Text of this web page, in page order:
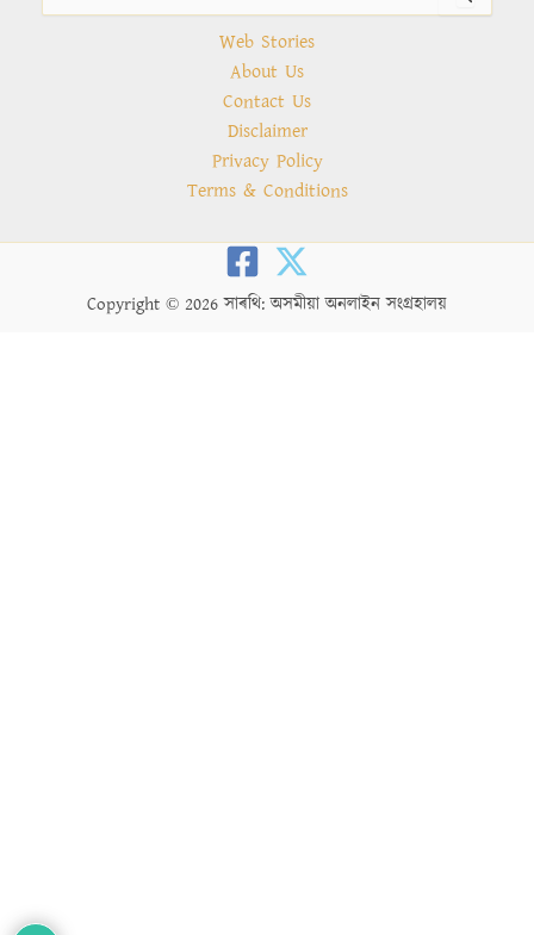
for:
Web Stories
About Us
Contact Us
Disclaimer
Privacy Policy
Terms & Conditions
Copyright © 2026 সাৰথি: অসমীয়া অনলাইন সংগ্ৰহালয়